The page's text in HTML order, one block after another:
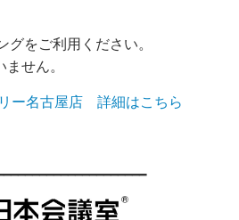
グをご利用ください。
せん。
ー名古屋店 詳細はこちら